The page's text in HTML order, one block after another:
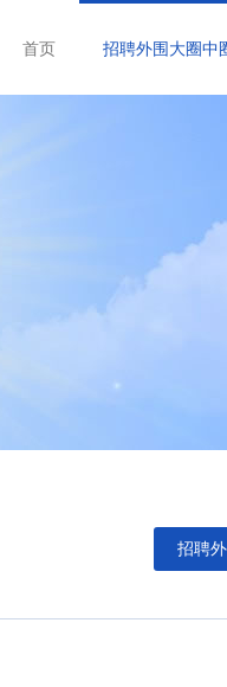
首页 招聘外围大圈中
招聘